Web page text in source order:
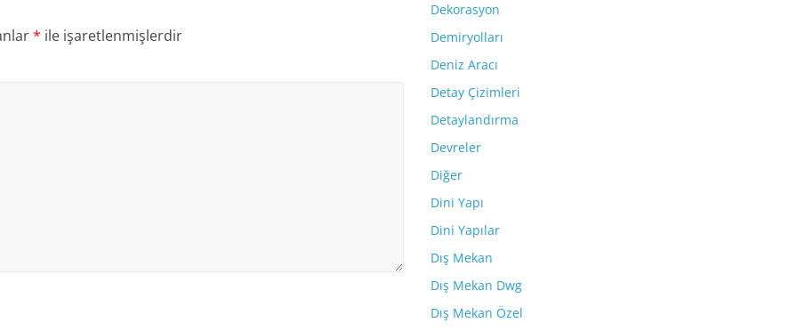
* ile işaretlenmişlerdir
Dekorasyon
Demiryolları
Deniz Aracı
Detay Çizimleri
Detaylandırma
Devreler
Diğer
Dini Yapı
Dini Yapılar
Dış Mekan
Dış Mekan Dwg
Dış Mekan Özel